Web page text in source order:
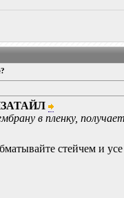
в пленку,
стейчем и усе